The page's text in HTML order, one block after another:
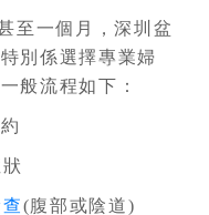
至一個月，深圳盆
別係選擇專業婦
般流程如下：
(腹部或陰道)